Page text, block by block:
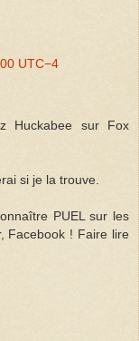
UTC−4
Huckabee sur Fox
si je la trouve.
PUEL sur les
Facebook ! Faire lire